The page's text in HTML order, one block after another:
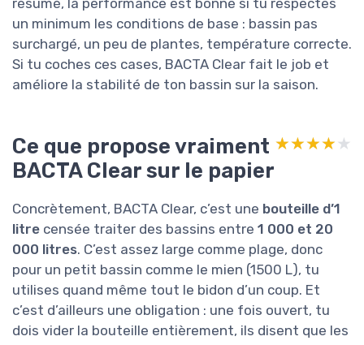
un minimum les conditions de base : bassin pas
surchargé, un peu de plantes, température correcte.
Si tu coches ces cases, BACTA Clear fait le job et
améliore la stabilité de ton bassin sur la saison.
Ce que propose vraiment
BACTA Clear sur le papier
★★★★★
★★★★★
Concrètement, BACTA Clear, c’est une bouteille d’1
litre censée traiter des bassins entre 1 000 et 20
000 litres. C’est assez large comme plage, donc
pour un petit bassin comme le mien (1500 L), tu
utilises quand même tout le bidon d’un coup. Et
c’est d’ailleurs une obligation : une fois ouvert, tu
dois vider la bouteille entièrement, ils disent que les